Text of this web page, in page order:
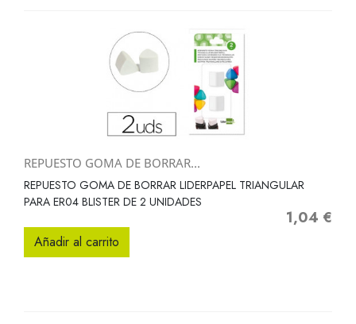
REPUESTO GOMA DE BORRAR...
REPUESTO GOMA DE BORRAR LIDERPAPEL TRIANGULAR
PARA ER04 BLISTER DE 2 UNIDADES
Precio
1,04 €
Añadir al carrito